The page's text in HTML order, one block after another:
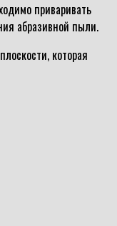
приваривать
абразивной пыли.
которая